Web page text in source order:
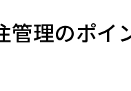
管理のポ